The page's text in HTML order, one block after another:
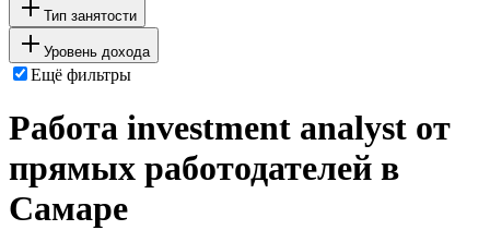
Тип занятости
Уровень дохода
Ещё фильтры
Работа investment analyst от
прямых работодателей в
Самаре